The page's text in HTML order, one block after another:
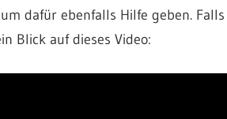
dafür ebenfalls Hilfe geben.
Blick auf dieses Video: